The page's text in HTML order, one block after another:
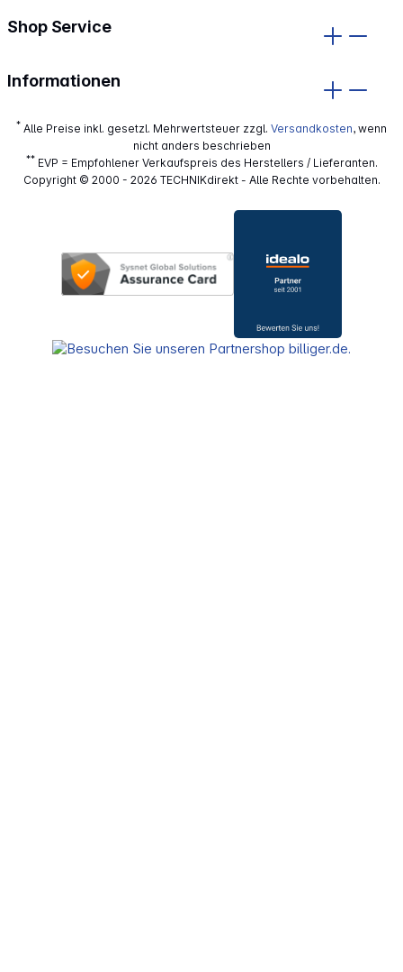
Shop Service
Informationen
* Alle Preise inkl. gesetzl. Mehrwertsteuer zzgl. Versandkosten, wenn
nicht anders beschrieben
** EVP = Empfohlener Verkaufspreis des Herstellers / Lieferanten.
Copyright © 2000 - 2026 TECHNIKdirekt - Alle Rechte vorbehalten.